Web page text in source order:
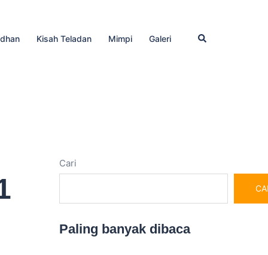
Kisah Teladan Mimpi Galeri Cari
Cari
Paling banyak dibaca